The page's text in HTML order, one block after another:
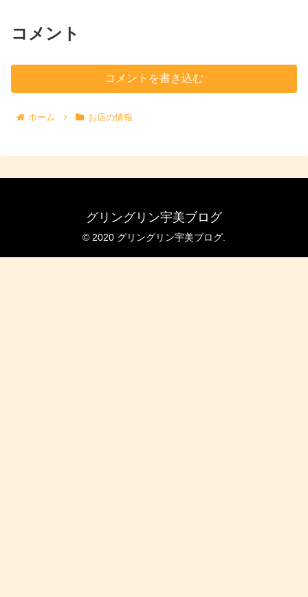
コメント
コメントを書き込む
ホーム お店の情報
グリングリン宇美ブログ
© 2020 グリングリン宇美ブログ.